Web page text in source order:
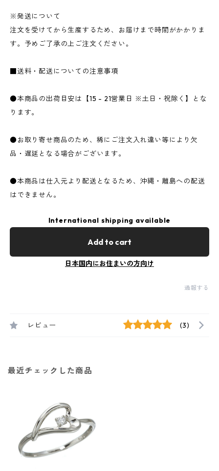
※発送について
注文を受けてから生産するため、お届けまで時間がかかりま
す。予めご了承の上ご注文ください。
■送料・配送についての注意事項
●本商品の出荷目安は【15 - 21営業日 ※土日・祝除く】とな
ります。
●お取り寄せ商品のため、稀にご注文入れ違い等により欠
品・遅延となる場合がございます。
●本商品は仕入元より配送となるため、沖縄・離島への配送
はできません。
International shipping available
Add to cart
日本国内にお住まいの方向け
通報する
レビュー (3)
最近チェックした商品